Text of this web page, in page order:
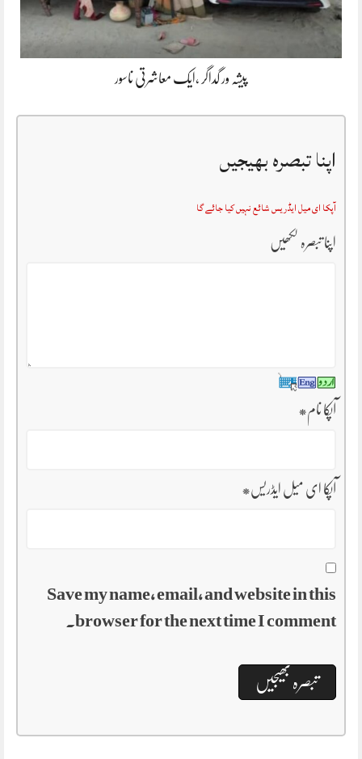
پیشہ ور گداگر ،ایک معاشرتی ناسور
اپنا تبصرہ بھیجیں
آپکا ای میل ایڈریس شائع نہیں کیا جائے گا
اپنا تبصرہ لکھیں
آپکا نام*
آپکا ای میل ایڈریس*
Save my name, email, and website in this
browser for the next time I comment.